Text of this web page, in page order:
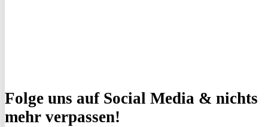
Folge uns auf Social Media & nichts
mehr verpassen!